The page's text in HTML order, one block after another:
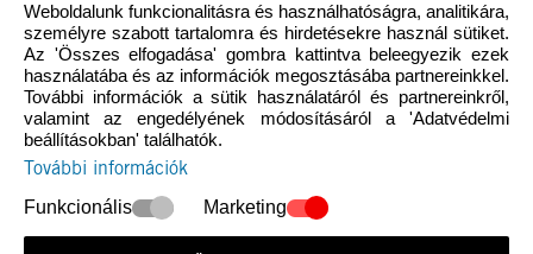
Kövess minket a közösségi médiában
Weboldalunk funkcionalitásra és használhatóságra, analitikára,
személyre szabott tartalomra és hirdetésekre használ sütiket.
Az 'Összes elfogadása' gombra kattintva beleegyezik ezek
használatába és az információk megosztásába partnereinkkel.
További információk a sütik használatáról és partnereinkről,
valamint az engedélyének módosításáról a 'Adatvédelmi
beállításokban' találhatók.
További információk
Funkcionális Marketing